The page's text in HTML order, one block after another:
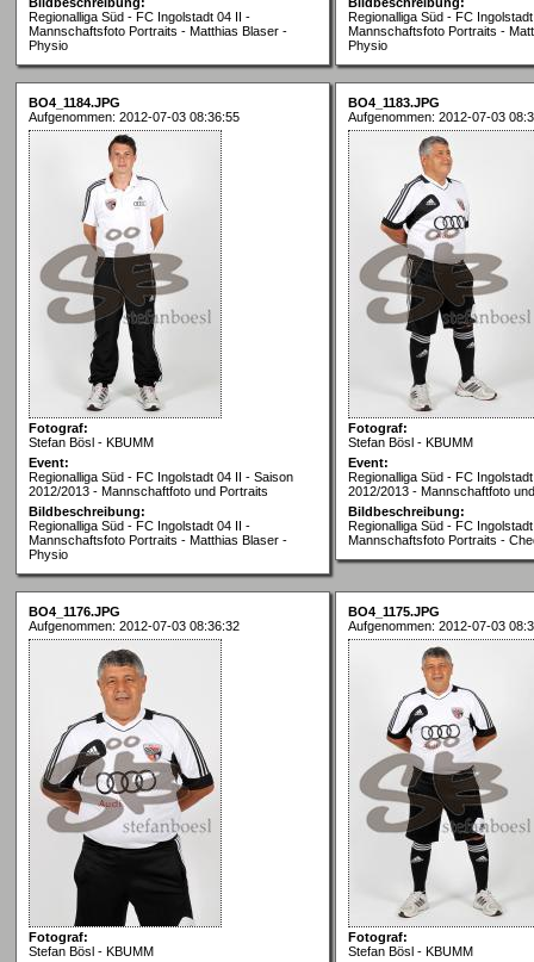
Regionalliga Süd - FC Ingolstadt 04 II -
Mannschaftsfoto Portraits - Matthias Blaser -
Physio
Regionalliga Süd - FC
Mannschaftsfoto Portraits -
Physio
BO4_1184.JPG
Aufgenommen: 2012-07-03 08:36:55
Fotograf:
Stefan Bösl - KBUMM
Event:
Regionalliga Süd - FC Ingolstadt 04 II - Saison
2012/2013 - Mannschaftfoto und Portraits
Bildbeschreibung:
Regionalliga Süd - FC Ingolstadt 04 II -
Mannschaftsfoto Portraits - Matthias Blaser -
Physio
BO4_1183.JPG
Aufgenommen: 2012-07-03
Fotograf:
Stefan Bösl - KBUMM
Event:
Regionalliga Süd - FC
2012/2013 - Mannschaftfoto
Bildbeschreibung:
Regionalliga Süd - FC
Mannschaftsfoto Portraits -
BO4_1176.JPG
Aufgenommen: 2012-07-03 08:36:32
Fotograf:
Stefan Bösl - KBUMM
BO4_1175.JPG
Aufgenommen: 2012-07-03
Fotograf:
Stefan Bösl - KBUMM